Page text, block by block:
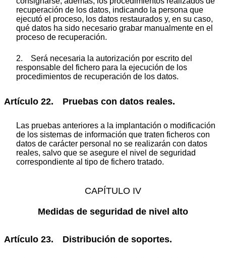
recuperación de los datos, indicando la persona que
ejecutó el proceso, los datos restaurados y, en su caso,
qué datos ha sido necesario grabar manualmente en el
proceso de recuperación.
2. Será necesaria la autorización por escrito del
responsable del fichero para la ejecución de los
procedimientos de recuperación de los datos.
Artículo 22. Pruebas con datos reales.
Las pruebas anteriores a la implantación o modificación
de los sistemas de información que traten ficheros con
datos de carácter personal no se realizarán con datos
reales, salvo que se asegure el nivel de seguridad
correspondiente al tipo de fichero tratado.
CAPÍTULO IV
Medidas de seguridad de nivel alto
Artículo 23. Distribución de soportes.